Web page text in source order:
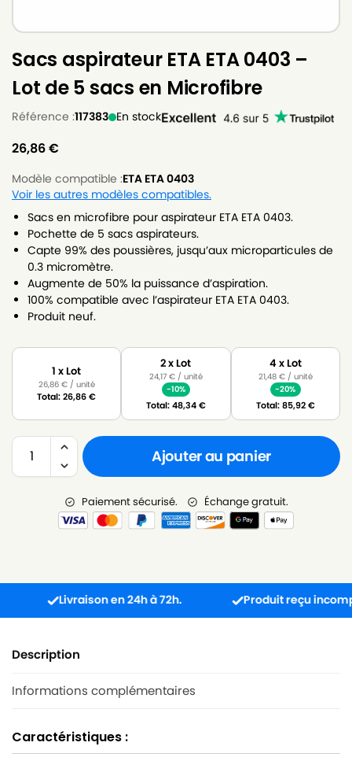
Sacs aspirateur ETA ETA 0403 –
Lot de 5 sacs en Microfibre
Référence :117383 En stock
26,86€
Modèle compatible :ETA ETA 0403
Voir les autres modèles compatibles.
Sacs en microfibre pour aspirateur ETA ETA 0403.
Pochette de 5 sacs aspirateurs.
Capte 99% des poussières, jusqu’aux microparticules de
0.3 micromètre.
Augmente de 50% la puissance d’aspiration.
100% compatible avec l’aspirateur ETA ETA 0403.
Produit neuf.
1 x Lot
26,86 €/ unité
Total:26,86€
2 x Lot
24,17 €/ unité
-10%
Total:48,34€
4 x Lot
21,48 €/ unité
-20%
Total:85,92€
Ajouter au panier
Paiement sécurisé. Échange gratuit.
Livraison en 24h à 72h. Produit reçu
Description
Informations complémentaires
Caractéristiques :